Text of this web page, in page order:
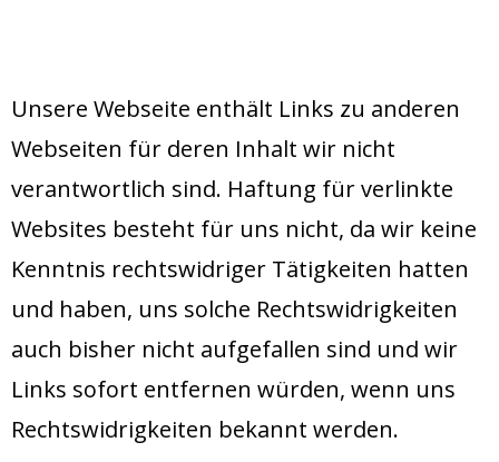
Unsere Webseite enthält Links zu anderen
Webseiten für deren Inhalt wir nicht
verantwortlich sind. Haftung für verlinkte
Websites besteht für uns nicht, da wir keine
Kenntnis rechtswidriger Tätigkeiten hatten
und haben, uns solche Rechtswidrigkeiten
auch bisher nicht aufgefallen sind und wir
Links sofort entfernen würden, wenn uns
Rechtswidrigkeiten bekannt werden.